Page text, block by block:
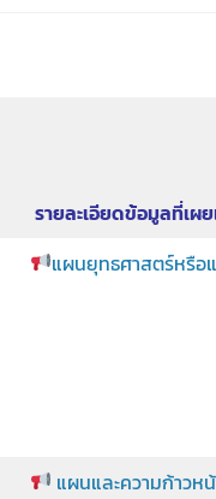
รายละเอียดข้อมูลที่เผ
แผนยุทธศาสตร์หรื
แผนและความก้าวห